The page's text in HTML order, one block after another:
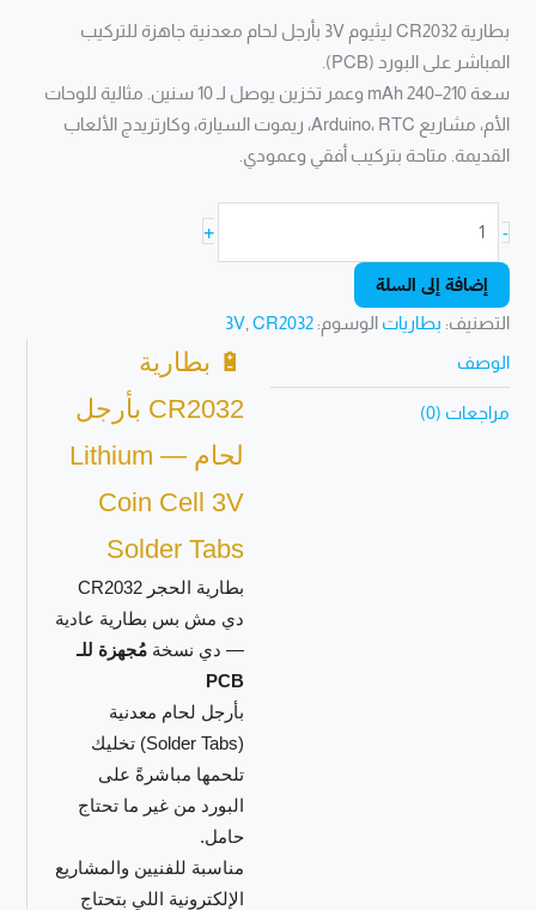
بطارية CR2032 ليثيوم 3V بأرجل لحام معدنية جاهزة للتركيب
المباشر على البورد (PCB).
سعة 210–240 mAh وعمر تخزين يوصل لـ 10 سنين. مثالية للوحات
الأم، مشاريع Arduino، RTC، ريموت السيارة، وكارتريدج الألعاب
القديمة. متاحة بتركيب أفقي وعمودي.
-
+
إضافة إلى السلة
التصنيف: بطاريات الوسوم: 3V, CR2032
الوصف
مراجعات (0)
🔋 بطارية
CR2032 بأرجل
لحام — Lithium
Coin Cell 3V
Solder Tabs
بطارية الحجر CR2032
دي مش بس بطارية عادية
— دي نسخةمُجهزة للـ
PCB
بأرجل لحام معدنية
(Solder Tabs) تخليك
تلحمها مباشرةً على
البورد من غير ما تحتاج
حامل.
مناسبة للفنيين والمشاريع
الإلكترونية اللي بتحتاج